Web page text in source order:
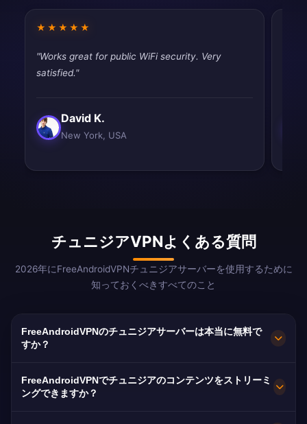
★★★★★
"Works great for public WiFi security. Very
satisfied."
David K.
New York, USA
チュニジアVPNよくある質問
2026年にFreeAndroidVPNチュニジアサーバーを使用するために
知っておくべきすべてのこと
FreeAndroidVPNのチュニジアサーバーは本当に無料で
すか？
100%無料です。フランスやヨーロッパの150万人
FreeAndroidVPNでチュニジアのコンテンツをストリーミ
ングできますか？